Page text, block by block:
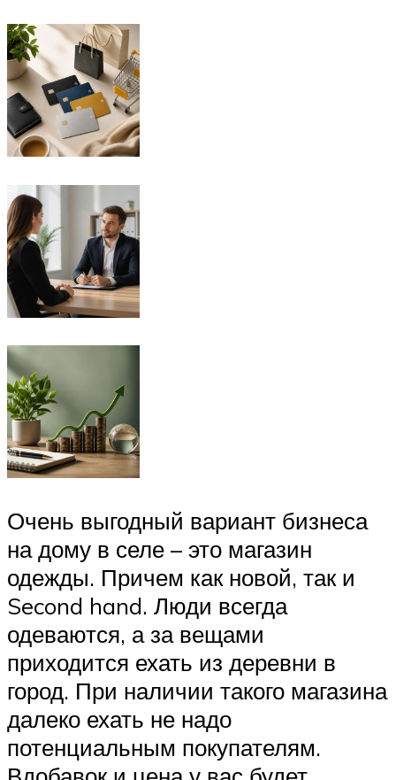
Очень выгодный вариант бизнеса
на дому в селе – это магазин
одежды. Причем как новой, так и
Second hand. Люди всегда
одеваются, а за вещами
приходится ехать из деревни в
город. При наличии такого магазина
далеко ехать не надо
потенциальным покупателям.